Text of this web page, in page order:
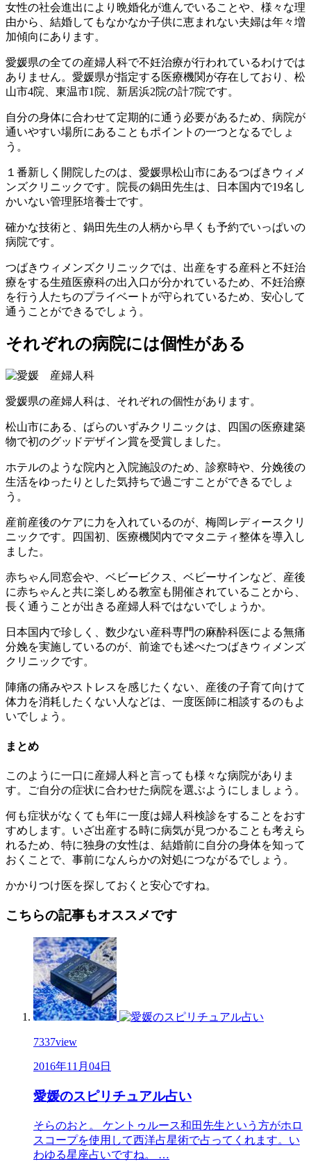
女性の社会進出により晩婚化が進んでいることや、様々な理
由から、結婚してもなかなか子供に恵まれない夫婦は年々増
加傾向にあります。
愛媛県の全ての産婦人科で不妊治療が行われているわけでは
ありません。愛媛県が指定する医療機関が存在しており、松
山市4院、東温市1院、新居浜2院の計7院です。
自分の身体に合わせて定期的に通う必要があるため、病院が
通いやすい場所にあることもポイントの一つとなるでしょ
う。
１番新しく開院したのは、愛媛県松山市にあるつばきウィメ
ンズクリニックです。院長の鍋田先生は、日本国内で19名し
かいない管理胚培養士です。
確かな技術と、鍋田先生の人柄から早くも予約でいっぱいの
病院です。
つばきウィメンズクリニックでは、出産をする産科と不妊治
療をする生殖医療科の出入口が分かれているため、不妊治療
を行う人たちのプライベートが守られているため、安心して
通うことができるでしょう。
それぞれの病院には個性がある
愛媛県の産婦人科は、それぞれの個性があります。
松山市にある、ばらのいずみクリニックは、四国の医療建築
物で初のグッドデザイン賞を受賞しました。
ホテルのような院内と入院施設のため、診察時や、分娩後の
生活をゆったりとした気持ちで過ごすことができるでしょ
う。
産前産後のケアに力を入れているのが、梅岡レディースクリ
ニックです。四国初、医療機関内でマタニティ整体を導入し
ました。
赤ちゃん同窓会や、ベビービクス、ベビーサインなど、産後
に赤ちゃんと共に楽しめる教室も開催されていることから、
長く通うことが出きる産婦人科ではないでしょうか。
日本国内で珍しく、数少ない産科専門の麻酔科医による無痛
分娩を実施しているのが、前途でも述べたつばきウィメンズ
クリニックです。
陣痛の痛みやストレスを感じたくない、産後の子育て向けて
体力を消耗したくない人などは、一度医師に相談するのもよ
いでしょう。
まとめ
このように一口に産婦人科と言っても様々な病院がありま
す。ご自分の症状に合わせた病院を選ぶようにしましょう。
何も症状がなくても年に一度は婦人科検診をすることをおす
すめします。いざ出産する時に病気が見つかることも考えら
れるため、特に独身の女性は、結婚前に自分の身体を知って
おくことで、事前になんらかの対処につながるでしょう。
かかりつけ医を探しておくと安心ですね。
こちらの記事もオススメです
7337view
2016年11月04日
愛媛のスピリチュアル占い
そらのおと。 ケントゥルース和田先生という方がホロ
スコープを使用して西洋占星術で占ってくれます。い
わゆる星座占いですね。 …